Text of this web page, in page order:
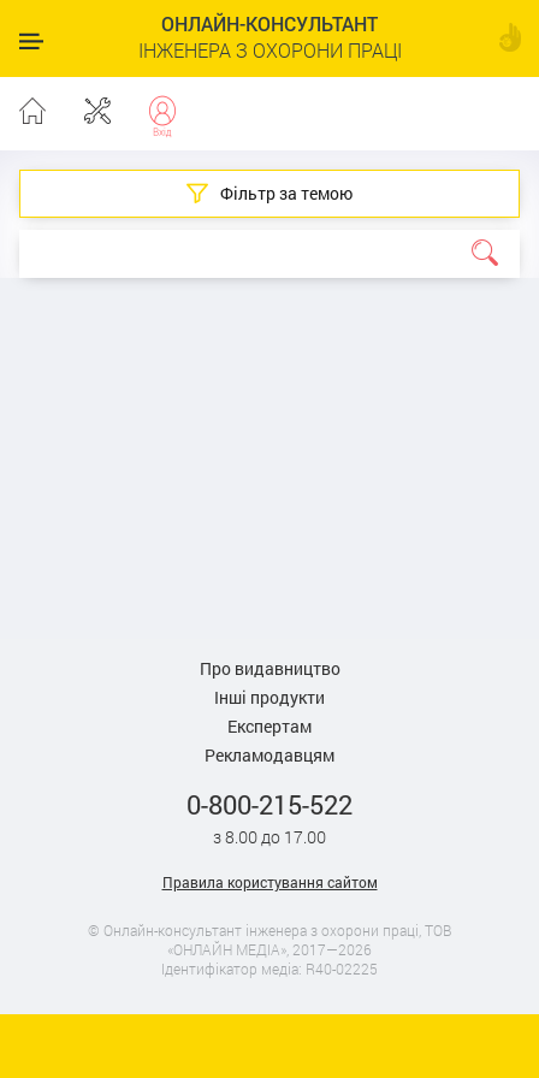
ОНЛАЙН-КОНСУЛЬТАНТ
ІНЖЕНЕРА З ОХОРОНИ ПРАЦІ
Фільтр за темою
Про видавництво
Інші продукти
Експертам
Рекламодавцям
0-800-215-522
з 8.00 до 17.00
Правила користування сайтом
© Онлайн-консультант інженера з охорони праці, ТОВ
«ОНЛАЙН МЕДІА», 2017—2026
Ідентифікатор медіа: R40-02225